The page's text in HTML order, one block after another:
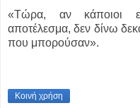
«Τώρα, αν κάποιοι
αποτέλεσμα, δεν δίνω
που μπορούσαν».
Κοινή χρήση